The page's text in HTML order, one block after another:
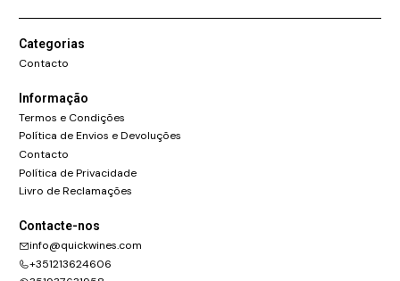
Categorias
Contacto
Informação
Termos e Condições
Política de Envios e Devoluções
Contacto
Política de Privacidade
Livro de Reclamações
Contacte-nos
info@quickwines.com
+351213624606